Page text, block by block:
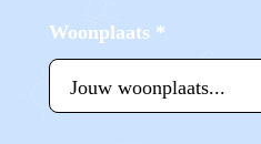
Woonplaats *